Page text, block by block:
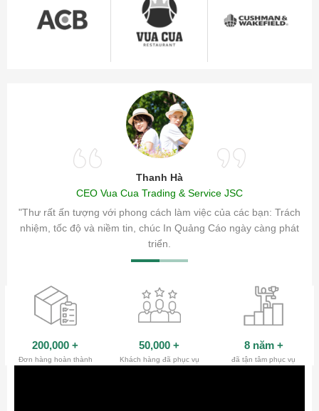
Thanh Hà
CEO Vua Cua Trading & Service JSC
"Thư rất ấn tượng với phong cách làm việc của các bạn: Trách
nhiệm, tốc độ và niềm tin, chúc In Quảng Cáo ngày càng phát
triển.
sóc
200,000 +
Đơn hàng hoàn thành
50,000 +
Khách hàng đã phục vụ
8 năm +
đã tận tâm phục vụ